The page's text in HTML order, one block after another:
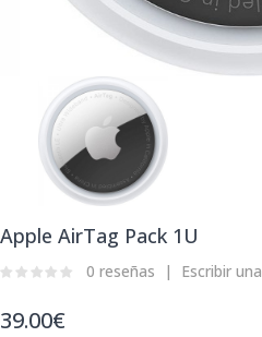
Apple AirTag Pack 1U
0 reseñas Escribir
39.00€